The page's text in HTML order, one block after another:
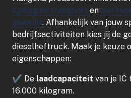
opslag en transport en
gewicht. Afhankelijk van jouw
bedrijfsactiviteiten kies jij de
dieselheftruck. Maak je keuze
eigenschappen:
✔ De laadcapaciteit van je IC
16.000 kilogram.